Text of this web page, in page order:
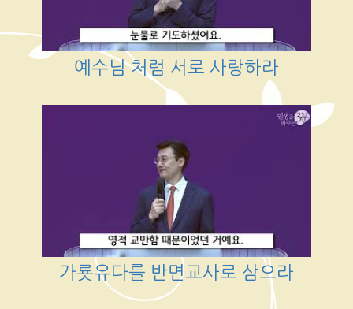
예수님 처럼 서로 사랑하라
가룟유다를 반면교사로 삼으라